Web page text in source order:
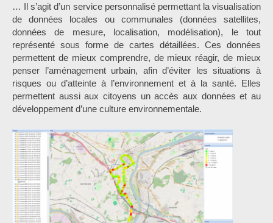
… Il s’agit d’un service personnalisé permettant la visualisation
de données locales ou communales (données satellites,
données de mesure, localisation, modélisation), le tout
représenté sous forme de cartes détaillées. Ces données
permettent de mieux comprendre, de mieux réagir, de mieux
penser l’aménagement urbain, afin d’éviter les situations à
risques ou d’atteinte à l’environnement et à la santé. Elles
permettent aussi aux citoyens un accès aux données et au
développement d’une culture environnementale.